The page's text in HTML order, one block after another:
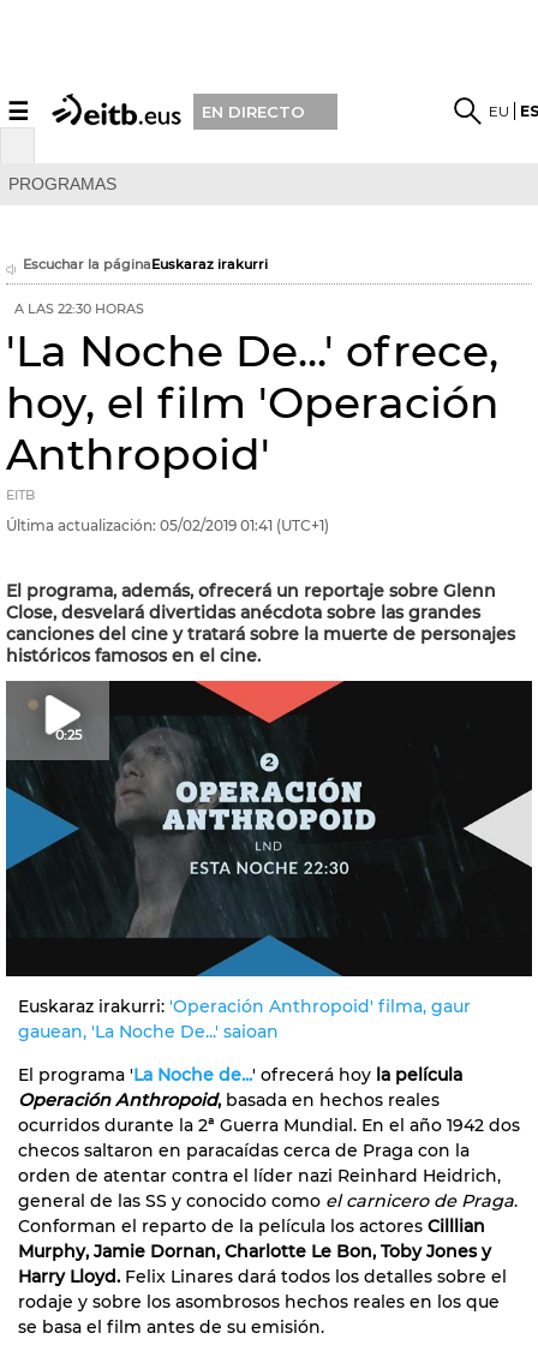
☰ EN DIRECTO EU
PROGRAMAS
Escuchar la páginaEuskaraz irakurri
A LAS 22:30 HORAS
'La Noche De...' ofrece,
hoy, el film 'Operación
Anthropoid'
EITB
Última actualización: 05/02/2019 01:41 (UTC+1)
El programa, además, ofrecerá un reportaje sobre Glenn
Close, desvelará divertidas anécdota sobre las grandes
canciones del cine y tratará sobre la muerte de personajes
históricos famosos en el cine.
0:25
Euskaraz irakurri: 'Operación Anthropoid' filma, gaur
gauean, 'La Noche De...' saioan
El programa 'La Noche de...' ofrecerá hoy la película
Operación Anthropoid, basada en hechos reales
ocurridos durante la 2ª Guerra Mundial. En el año 1942 dos
checos saltaron en paracaídas cerca de Praga con la
orden de atentar contra el líder nazi Reinhard Heidrich,
general de las SS y conocido como el carnicero de Praga.
Conforman el reparto de la película los actores Cilllian
Murphy, Jamie Dornan, Charlotte Le Bon, Toby Jones y
Harry Lloyd. Felix Linares dará todos los detalles sobre el
rodaje y sobre los asombrosos hechos reales en los que
se basa el film antes de su emisión.